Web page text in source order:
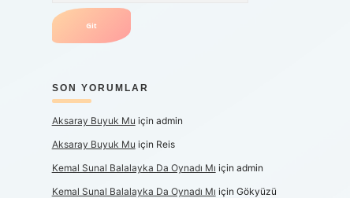
SON YORUMLAR
Aksaray Buyuk Mu için admin
Aksaray Buyuk Mu için Reis
Kemal Sunal Balalayka Da Oynadı Mı için admin
Kemal Sunal Balalayka Da Oynadı Mı için Gökyüzü